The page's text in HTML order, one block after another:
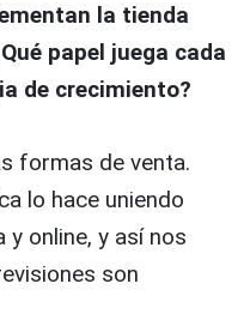
la tienda
papel juega cada
de crecimiento?
formas de venta.
lo hace uniendo
y online, y así nos
son